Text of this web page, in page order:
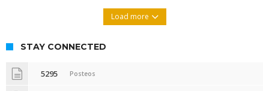
Load more
STAY CONNECTED
5295 Posteos